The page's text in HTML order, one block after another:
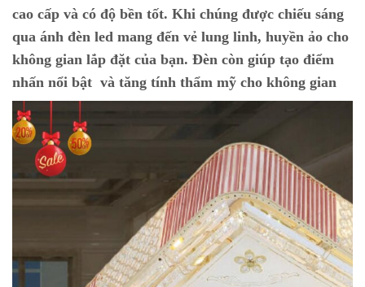
cao cấp và có độ bền tốt. Khi chúng được chiếu sáng
qua ánh đèn led mang đến vẻ lung linh, huyền ảo cho
không gian lắp đặt của bạn. Đèn còn giúp tạo điểm
nhấn nổi bật và tăng tính thẩm mỹ cho không gian